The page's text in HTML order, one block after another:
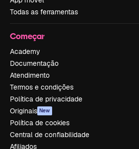
Todas as ferramentas
Começar
Academy
Documentação
Atendimento
Termos e condições
Política de privacidade
Originais New
Política de cookies
Central de confiabilidade
Afiliados